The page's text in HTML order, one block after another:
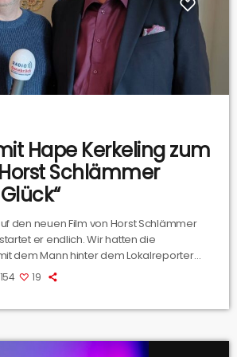
Hape Kerkeling zum
Schlämmer
den neuen Film von Horst Schlämmer
er endlich. Wir hatten die
dem Mann hinter dem Lokalreporter
Kerkeling) zu sprechen. Hier hört Ihr
154 19